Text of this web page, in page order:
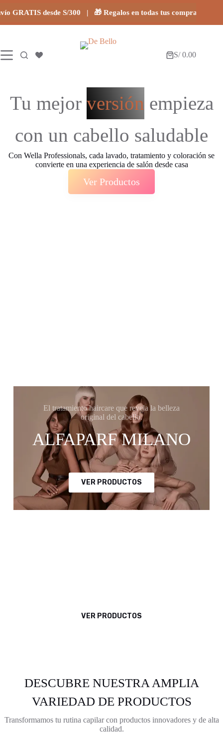
al
desde S/300 | 🎁 Regalos en todas tus compras
Carro
S/0.00
Tu mejor versión empieza
con un cabello saludable
Con Wella Professionals, cada lavado, tratamiento y coloración se
convierte en una experiencia de salón desde casa
Ver Productos
El tratamiento haircare que revela la belleza
original del cabello.
ALFAPARF MILANO
VER PRODUCTOS
VER PRODUCTOS
DESCUBRE NUESTRA AMPLIA
VARIEDAD DE PRODUCTOS
Transformamos tu rutina capilar con productos innovadores y de alta
calidad.